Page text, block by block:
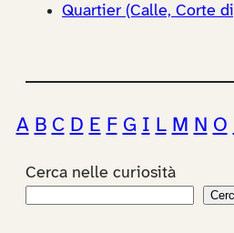
Quartier (Calle, Corte
A B C D E F G I L M N O
Cerca nelle curiosità